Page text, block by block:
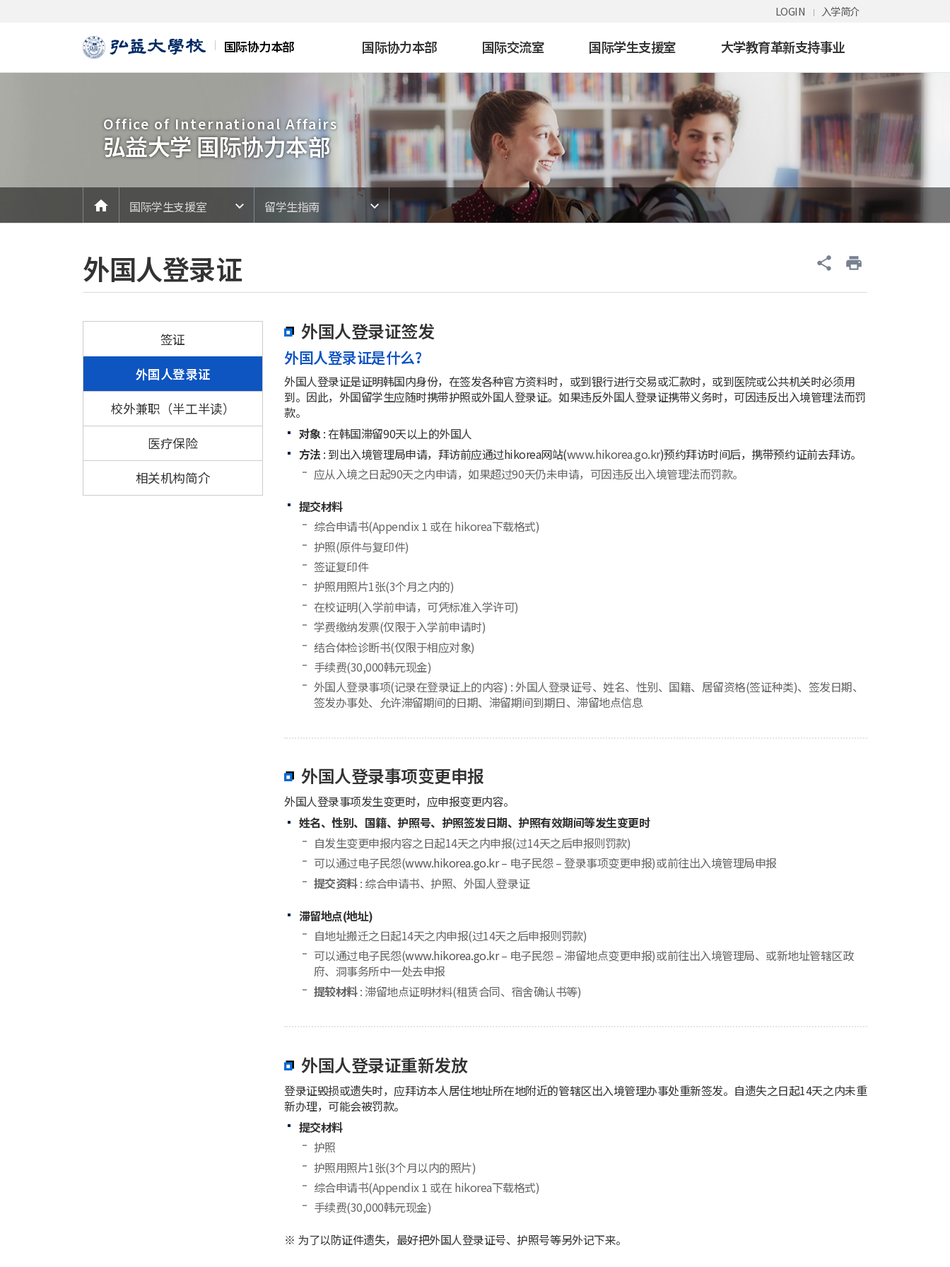
LOGIN 入学简介
国际协力本部 国际协力本部 国际交流室 国际学生支援室 大学教育革新支持事业
Office of International Affairs
弘益大学 国际协力本部
home 메인国际学生支援室 留学生指南
外国人登录证 share print
签证
外国人登录证
校外兼职（半工半读）
医疗保险
相关机构简介
外国人登录证签发
外国人登录证是什么?
外国人登录证是证明韩国内身份，在签发各种官方资料时，或到银行进行交易或汇款时，或到医院或公共机关时必须用
到。因此，外国留学生应随时携带护照或外国人登录证。如果违反外国人登录证携带义务时，可因违反出入境管理法而罚
款。
对象: 在韩国滞留90天以上的外国人
方法 : 到出入境管理局申请，拜访前应通过hikorea网站(www.hikorea.go.kr)预约拜访时间后，携带预约证前去拜访。
应从入境之日起90天之内申请，如果超过90天仍未申请，可因违反出入境管理法而罚款。
提交材料
综合申请书(Appendix 1 或在 hikorea下载格式)
护照(原件与复印件)
签证复印件
护照用照片1张(3个月之内的)
在校证明(入学前申请，可凭标准入学许可)
学费缴纳发票(仅限于入学前申请时)
结合体检诊断书(仅限于相应对象)
手续费(30,000韩元现金)
外国人登录事项(记录在登录证上的内容) : 外国人登录证号、姓名、性别、国籍、居留资格(签证种类)、签发日期、
签发办事处、允许滞留期间的日期、滞留期间到期日、滞留地点信息
外国人登录事项变更申报
外国人登录事项发生变更时，应申报变更内容。
姓名、性别、国籍、护照号、护照签发日期、护照有效期间等发生变更时
自发生变更申报内容之日起14天之内申报(过14天之后申报则罚款)
可以通过电子民怨(www.hikorea.go.kr– 电子民怨 – 登录事项变更申报)或前往出入境管理局申报
提交资料: 综合申请书、护照、外国人登录证
滞留地点(地址)
自地址搬迁之日起14天之内申报(过14天之后申报则罚款)
可以通过电子民怨(www.hikorea.go.kr– 电子民怨 – 滞留地点变更申报)或前往出入境管理局、或新地址管辖区政
府、洞事务所中一处去申报
提较材料: 滞留地点证明材料(租赁合同、宿舍确认书等)
外国人登录证重新发放
登录证毁损或遗失时，应拜访本人居住地址所在地附近的管辖区出入境管理办事处重新签发。自遗失之日起14天之内未重
新办理，可能会被罚款。
提交材料
护照
护照用照片1张(3个月以内的照片)
综合申请书(Appendix 1 或在 hikorea下载格式)
手续费(30,000韩元现金)
※ 为了以防证件遗失，最好把外国人登录证号、护照号等另外记下来。